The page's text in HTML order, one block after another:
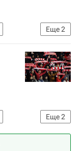
Еще2
Союз европейских футбольных ассоциаций (УЕФА)
Еще2